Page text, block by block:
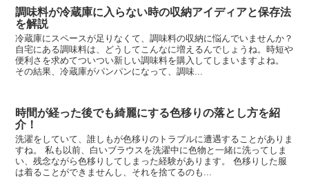
調味料が冷蔵庫に入らない時の収納アイディアと保存法
を解説
冷蔵庫にスペースが足りなくて、調味料の収納に悩んでいませんか？
自宅にある調味料は、どうしてこんなに増えるんでしょうね。時短や
便利さを求めてついつい新しい調味料を購入してしまいますよね。
その結果、冷蔵庫がパンパンになって、調味...
時間が経った後でも綺麗にする色移りの落とし方を紹
介！
洗濯をしていて、誰しもが色移りのトラブルに遭遇することがありま
すね。 私も以前、白いブラウスを洗濯中に色物と一緒に洗ってしま
い、残念ながら色移りしてしまった経験があります。 色移りした服
は着ることができませんし、それを捨てるのも...